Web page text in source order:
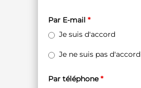
Par E-mail *
Je suis d'accord
Je ne suis pas d'accord
Par téléphone*